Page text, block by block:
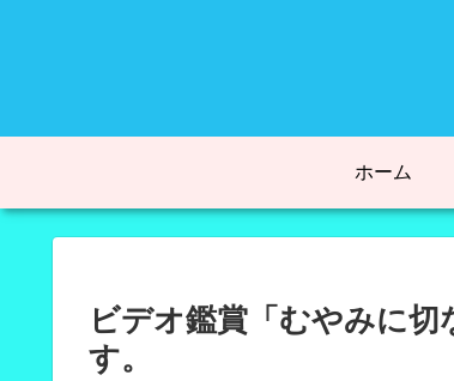
ホーム
ビデオ鑑賞「むやみに
す。